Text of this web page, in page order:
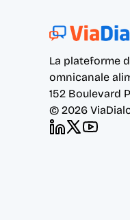
La plateforme
omnicanale
152 Boulevard
© 2026